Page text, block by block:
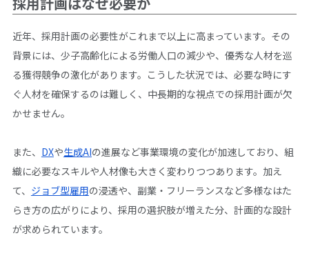
近年、採用計画の必要性がこれまで以上に高まっています。その
背景には、少子高齢化による労働人口の減少や、優秀な人材を巡
る獲得競争の激化があります。こうした状況では、必要な時にす
ぐ人材を確保するのは難しく、中長期的な視点での採用計画が欠
かせません。
また、 DXや生成AIの進展など事業環境の変化が加速しており、組
織に必要なスキルや人材像も大きく変わりつつあります。加え
て、 ジョブ型雇用の浸透や、副業・フリーランスなど多様なはた
らき方の広がりにより、採用の選択肢が増えた分、計画的な設計
が求められています。